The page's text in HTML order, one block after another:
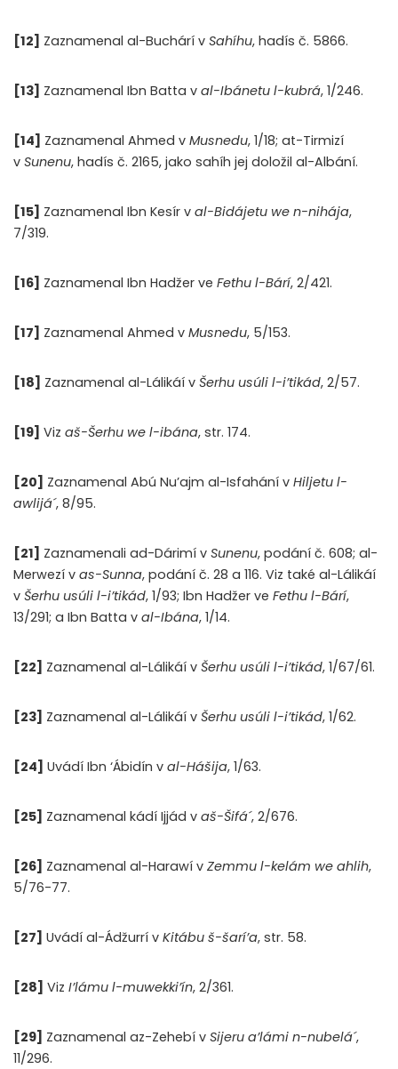
[12] Zaznamenal al-Buchárí v Sahíhu, hadís č. 5866.
[13] Zaznamenal Ibn Batta v al-Ibánetu l-kubrá, 1/246.
[14] Zaznamenal Ahmed v Musnedu, 1/18; at-Tirmizí
v Sunenu, hadís č. 2165, jako sahíh jej doložil al-Albání.
[15] Zaznamenal Ibn Kesír v al-Bidájetu we n-nihája,
7/319.
[16] Zaznamenal Ibn Hadžer ve Fethu l-Bárí, 2/421.
[17] Zaznamenal Ahmed v Musnedu, 5/153.
[18] Zaznamenal al-Lálikáí v Šerhu usúli l-i’tikád, 2/57.
[19] Viz aš-Šerhu we l-ibána, str. 174.
[20] Zaznamenal Abú Nu’ajm al-Isfahání v Hiljetu l-
awlijá´, 8/95.
[21] Zaznamenali ad-Dárimí v Sunenu, podání č. 608; al-
Merwezí v as-Sunna, podání č. 28 a 116. Viz také al-Lálikáí
v Šerhu usúli l-i’tikád, 1/93; Ibn Hadžer ve Fethu l-Bárí,
13/291; a Ibn Batta v al-Ibána, 1/14.
[22] Zaznamenal al-Lálikáí v Šerhu usúli l-i’tikád, 1/67/61.
[23] Zaznamenal al-Lálikáí v Šerhu usúli l-i’tikád, 1/62.
[24] Uvádí Ibn ‘Ábidín v al-Hášija, 1/63.
[25] Zaznamenal kádí Ijjád v aš-Šifá´, 2/676.
[26] Zaznamenal al-Harawí v Zemmu l-kelám we ahlih,
5/76-77.
[27] Uvádí al-Ádžurrí v Kitábu š-šarí’a, str. 58.
[28] Viz I’lámu l-muwekki’ín, 2/361.
[29] Zaznamenal az-Zehebí v Sijeru a’lámi n-nubelá´,
11/296.